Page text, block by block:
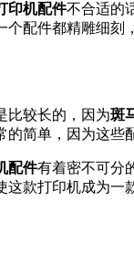
印机配件不合适的
配件都精雕细刻
较长的，因为斑
简单，因为
配件有着密不可分的
款打印机成为一款